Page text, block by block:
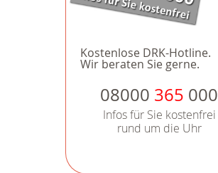
Kostenlose DRK-Hotline.
Wir beraten Sie gerne.
08000 365 000
Infos für Sie kostenfrei
rund um die Uhr